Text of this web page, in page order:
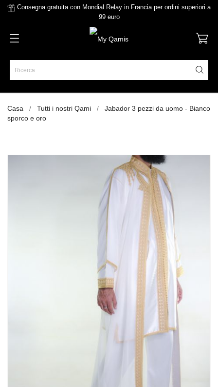
Consegna gratuita con Mondial Relay in Francia per ordini superiori a
99 euro
Casa Tutti i nostri Qami
Jabador 3 pezzi da uomo - Bianco
sporco e oro